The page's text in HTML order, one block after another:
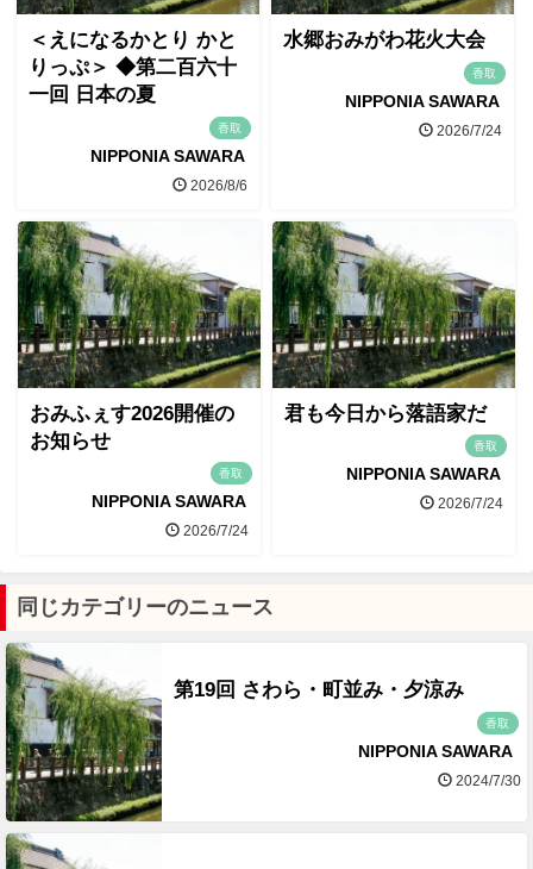
＜えになるかとり かと
りっぷ＞ ◆第二百六十
一回 日本の夏
香取
NIPPONIA SAWARA
2026/8/6
水郷おみがわ花火大会
香取
NIPPONIA SAWARA
2026/7/24
おみふぇす2026開催の
お知らせ
香取
NIPPONIA SAWARA
2026/7/24
君も今日から落語家だ
香取
NIPPONIA SAWARA
2026/7/24
同じカテゴリーのニュース
第19回 さわら・町並み・夕涼み
香取
NIPPONIA SAWARA
2024/7/30